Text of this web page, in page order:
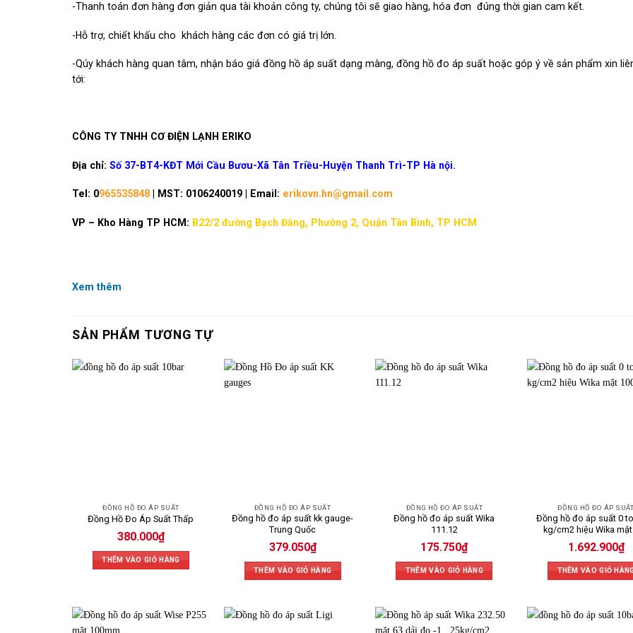
-Thanh toán đơn hàng đơn giản qua tài khoản công ty, chúng tôi sẽ giao hàng, hóa đơn đúng thời gian cam kết.
-Hỗ trợ, chiết khấu cho khách hàng các đơn có giá trị lớn.
-Qúy khách hàng quan tâm, nhận báo giá đồng hồ áp suất dạng màng, đồng hồ đo áp suất hoặc góp ý về sản phẩm xin
tới:
CÔNG TY TNHH CƠ ĐIỆN LẠNH ERIKO
Địa chỉ: Số 37-BT4-KĐT Mới Cầu Bươu-Xã Tân Triều-Huyện Thanh Trì-TP Hà nội.
Tel: 0965535848 | MST: 0106240019 | Email: erikovn.hn@gmail.com
VP – Kho Hàng TP HCM: B22/2 đường Bạch Đằng, Phường 2, Quận Tân Bình, TP HCM
Xem thêm
SẢN PHẨM TƯƠNG TỰ
ĐỒNG HỒ ĐO ÁP SUẤT
Đồng Hồ Đo Áp Suất Thấp
380.000₫
THÊM VÀO GIỎ HÀNG
ĐỒNG HỒ ĐO ÁP SUẤT
Đồng hồ đo áp suất kk gauge-
Trung Quốc
379.050₫
THÊM VÀO GIỎ HÀNG
ĐỒNG HỒ ĐO ÁP SUẤT
Đồng hồ đo áp suất Wika
111.12
175.750₫
THÊM VÀO GIỎ HÀNG
ĐỒNG HỒ ĐO ÁP
Đồng hồ đo áp suất 0
kg/cm2 hiệu Wika
1.692.900₫
THÊM VÀO GIỎ